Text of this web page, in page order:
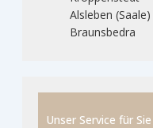
Alsleben (Saale)
Braunsbedra
Unser Service für Sie